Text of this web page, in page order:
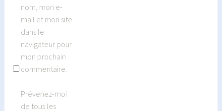
nom, mon e-
mail et mon site
dans le
navigateur pour
mon prochain
commentaire.
Prévenez-moi
de tous les